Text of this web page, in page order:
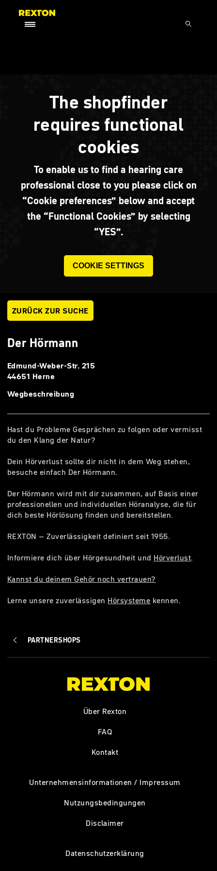
ZURÜCK ZUR SUCHE
Der Hörmann
Edmund-Weber-Str. 215
44651 Herne
Wegbeschreibung
Hast du Probleme Gesprächen zu folgen oder vermisst
du den Klang der Natur?
Dein Hörverlust sollte dir nicht in dem Weg stehen,
besuche einfach Der Hörmann.
Der Hörmann wird mit dir zusammen, auf Basis einer
professionellen und individuellen Höranalyse, die für
dich beste Hörlösung finden und bereitstellen.
REXTON – Zuverlässigkeit definiert seit 1955.
Informiere dich über Hörgesundheit und Hörverlust.
Kannst du deinem Gehör noch vertrauen?
Lerne unsere zuverlässigen Hörsysteme kennen.
The shopfinder
requires functional
cookies
To enable us to find a hearing care
professional close to you please click on
“Cookie preferences” below and accept
the “Functional Cookies” by selecting
“YES”.
COOKIE SETTINGS
PARTNERSHOPS
Über Rexton
FAQ
Kontakt
Unternehmensinformationen / Impressum
Nutzungsbedingungen
Disclaimer
Datenschutzerklärung